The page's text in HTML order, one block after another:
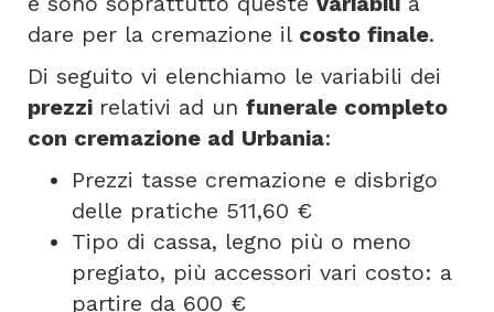
dare per la cremazione il costo finale.
Di seguito vi elenchiamo le variabili dei
prezzi relativi ad un funerale completo
con cremazione ad Urbania:
Prezzi tasse cremazione e disbrigo
delle pratiche 511,60 €
Tipo di cassa, legno più o meno
pregiato, più accessori vari costo: a
partire da 600 €